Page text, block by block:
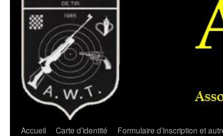
Accueil Carte d’identité
Formulaire d’inscription et